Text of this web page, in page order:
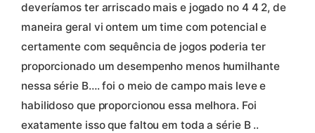
deveríamos ter arriscado mais e jogado no 4 4 2, de
maneira geral vi ontem um time com potencial e
certamente com sequência de jogos poderia ter
proporcionado um desempenho menos humilhante
nessa série B…. foi o meio de campo mais leve e
habilidoso que proporcionou essa melhora. Foi
exatamente isso que faltou em toda a série B ..